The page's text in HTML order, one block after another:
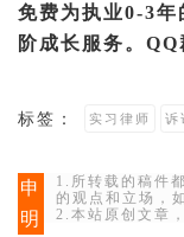
免费为执业0-3年
阶成长服务。
标签： 实习律师 诉
申
明
1.所转载的稿件
的观点和立场，
2.本站原创文章